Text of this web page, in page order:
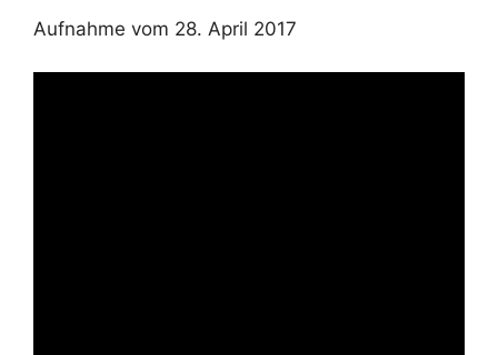
Aufnahme vom 28. April 2017